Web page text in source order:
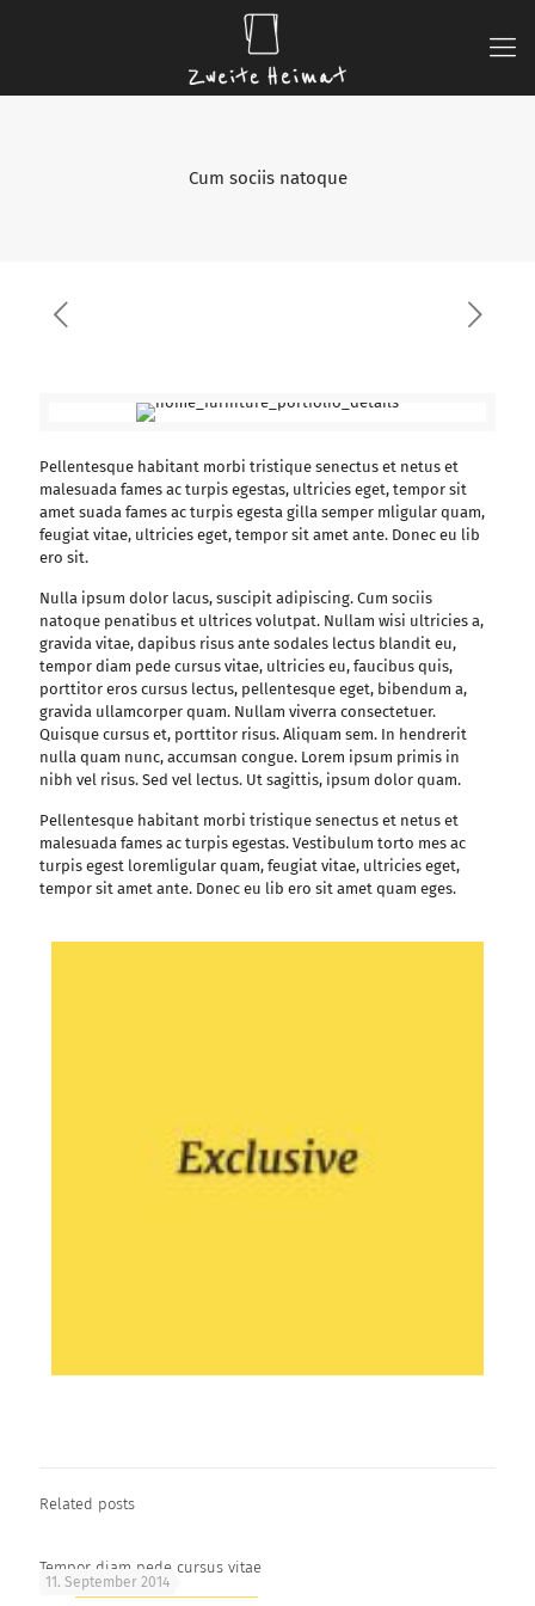
Cum sociis natoque
Pellentesque habitant morbi tristique senectus et netus et
malesuada fames ac turpis egestas, ultricies eget, tempor sit
amet suada fames ac turpis egesta gilla semper mligular quam,
feugiat vitae, ultricies eget, tempor sit amet ante. Donec eu lib
ero sit.
Nulla ipsum dolor lacus, suscipit adipiscing. Cum sociis
natoque penatibus et ultrices volutpat. Nullam wisi ultricies a,
gravida vitae, dapibus risus ante sodales lectus blandit eu,
tempor diam pede cursus vitae, ultricies eu, faucibus quis,
porttitor eros cursus lectus, pellentesque eget, bibendum a,
gravida ullamcorper quam. Nullam viverra consectetuer.
Quisque cursus et, porttitor risus. Aliquam sem. In hendrerit
nulla quam nunc, accumsan congue. Lorem ipsum primis in
nibh vel risus. Sed vel lectus. Ut sagittis, ipsum dolor quam.
Pellentesque habitant morbi tristique senectus et netus et
malesuada fames ac turpis egestas. Vestibulum torto mes ac
turpis egest loremligular quam, feugiat vitae, ultricies eget,
tempor sit amet ante. Donec eu lib ero sit amet quam eges.
Related posts
11. September 2014
Tempor diam pede cursus vitae